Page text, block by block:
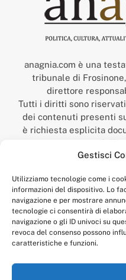
Gestisci
Utilizziamo tecnologie come i
informazioni del dispositivo. Lo
navigazione e per mostrare
tecnologie ci consentirà di
navigazione o gli ID univoci su
revoca del consenso possono
caratteristiche e funzioni.
anagnia.com è una
tribunale di
direttore
Tutti i diritti sono
dei contenuti presenti
è richiesta esplicita
della
“Anagnia” è un marchio
num. registrazione:
Per contatti: